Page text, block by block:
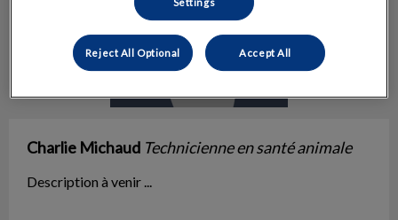
Charlie Michaud Technicienne en santé animale
Description à venir ...
Reject All Optional Accept All